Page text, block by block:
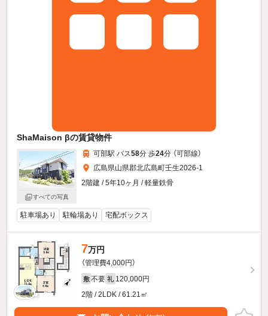
ShaMaison βの賃貸物件
すべての写真
可部駅 バス58分 歩24分 （可部線）
広島県山県郡北広島町壬生2026-1
2階建 / 5年10ヶ月 / 軽量鉄骨
駐車場あり 駐輪場あり 宅配ボックス
7万円
（管理費4,000円）
敷 不要 礼 120,000円
2階 / 2LDK / 61.21㎡